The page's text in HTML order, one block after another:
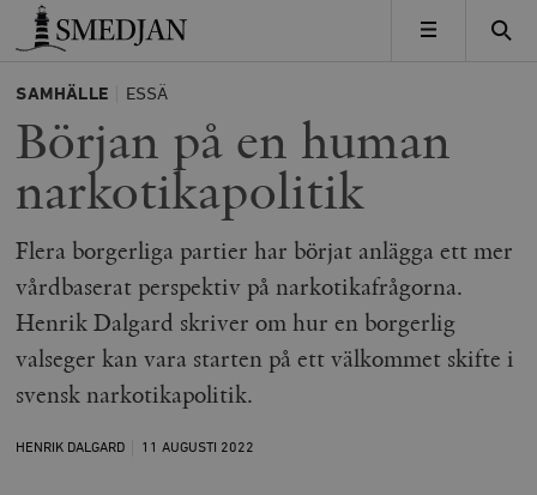
Timbro
MENY
SAMHÄLLE ESSÄ
Början på en human
narkotikapolitik
Flera borgerliga partier har börjat anlägga ett mer
vårdbaserat perspektiv på narkotikafrågorna.
Henrik Dalgard skriver om hur en borgerlig
valseger kan vara starten på ett välkommet skifte i
svensk narkotikapolitik.
HENRIK DALGARD 11 AUGUSTI 2022